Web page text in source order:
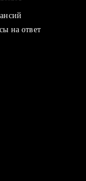
на ответ